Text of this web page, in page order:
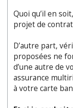
Quoi qu’il en
projet de
D’autre part,
proposées ne
d’une autre de
assurance
à votre carte